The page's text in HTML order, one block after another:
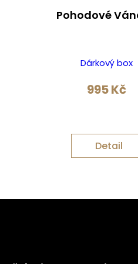
Pohodové
Dárkový box
995Kč
Detail